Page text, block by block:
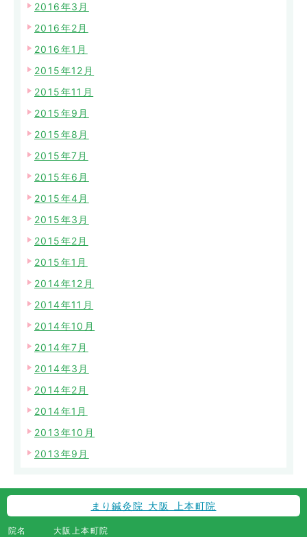
2016年3月
2016年2月
2016年1月
2015年12月
2015年11月
2015年9月
2015年8月
2015年7月
2015年6月
2015年4月
2015年3月
2015年2月
2015年1月
2014年12月
2014年11月
2014年10月
2014年7月
2014年3月
2014年2月
2014年1月
2013年10月
2013年9月
まり鍼灸院 大阪 上本町院
院名 大阪上本町院